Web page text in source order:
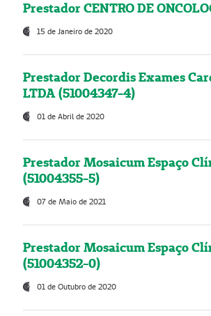
Prestador CENTRO DE
15 de Janeiro de 2020
Prestador Decordis Exames
LTDA (51004347-4)
01 de Abril de 2020
Prestador Mosaicum Espaço
(51004355-5)
07 de Maio de 2021
Prestador Mosaicum Espaço
(51004352-0)
01 de Outubro de 2020